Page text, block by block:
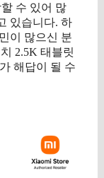
수 있어 많
있습니다. 하
이 많으신 분
2.5K 태블릿
해답이 될 수